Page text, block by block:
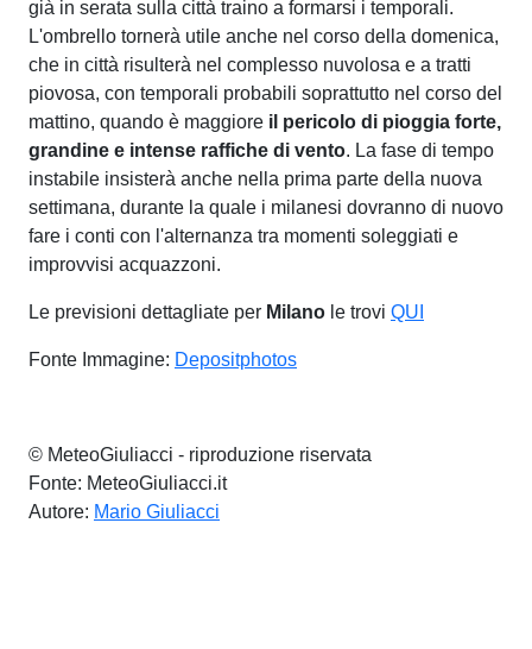
già in serata sulla città traino a formarsi i temporali.
L'ombrello tornerà utile anche nel corso della domenica,
che in città risulterà nel complesso nuvolosa e a tratti
piovosa, con temporali probabili soprattutto nel corso del
mattino, quando è maggiore il pericolo di pioggia forte,
grandine e intense raffiche di vento. La fase di tempo
instabile insisterà anche nella prima parte della nuova
settimana, durante la quale i milanesi dovranno di nuovo
fare i conti con l'alternanza tra momenti soleggiati e
improvvisi acquazzoni.
Le previsioni dettagliate per Milano le trovi QUI
Fonte Immagine: Depositphotos
© MeteoGiuliacci - riproduzione riservata
Fonte: MeteoGiuliacci.it
Autore: Mario Giuliacci